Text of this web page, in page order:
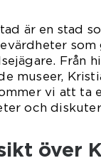
är en stad
Från
museer,
vi att ta
och
över